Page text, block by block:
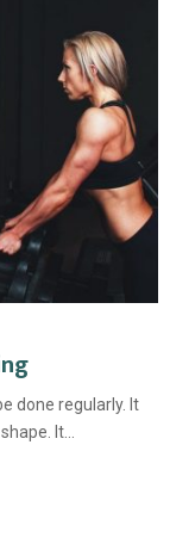
done regularly. It
It...